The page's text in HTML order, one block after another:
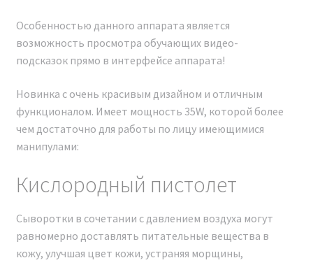
рекомендуем покупать только проверенные
оригинальные модели.
воспользоваться функцией NFC-чипа,
расположенного обычно над экраном устройства.
Достаточно приложить свой телефон к этому чипу.
Если аппарат является оригинальным, на экране
свидетельствовать об его подлинности и
соответствии заявленным характеристикам.
Особенностью данного аппарата является
возможность просмотра обучающих видео-
подсказок прямо в интерфейсе аппарата!
Новинка с очень красивым дизайном и отличным
функционалом. Имеет мощность 35W, которой более
чем достаточно для работы по лицу имеющимися
манипулами:
Кислородный пистолет
Сыворотки в сочетании с давлением воздуха могут
равномерно доставлять питательные вещества в
кожу, улучшая цвет кожи, устраняя морщины,